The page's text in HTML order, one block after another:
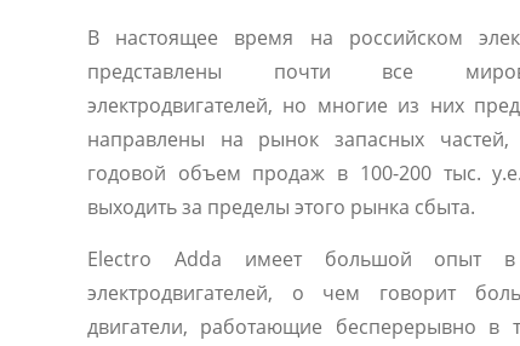
В настоящее время на российском
представлены почти все
электродвигателей, но многие из них
направлены на рынок запасных частей,
годовой объем продаж в 100-200 тыс.
выходить за пределы этого рынка сбыта.
Electro Adda имеет большой опыт в
электродвигателей, о чем говорит
двигатели, работающие бесперерывно в